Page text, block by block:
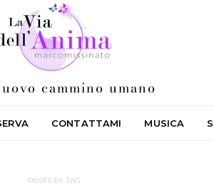
cammino umano
CONTATTAMI MUSICA
POSTS BY TAG